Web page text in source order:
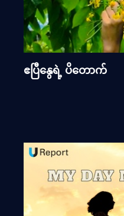
ဧပြီနွေရဲ့ ပိတောက်